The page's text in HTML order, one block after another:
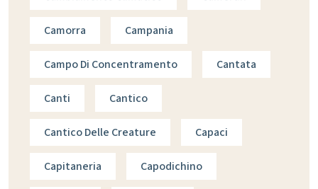
Camorra Campania
Campo Di Concentramento Cantata
Canti Cantico
Cantico Delle Creature Capaci
Capitaneria Capodichino